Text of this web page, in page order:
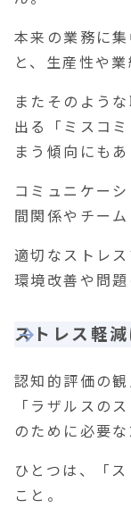
本来の業務に
と、生産性や
またそのよう
出る「ミスコ
まう傾向にもあ
コミュニケー
間関係やチー
適切なストレ
環境改善や問題
ストレス軽
認知的評価の
「ラザルスの
のために必要な
ひとつは、
「
こと。